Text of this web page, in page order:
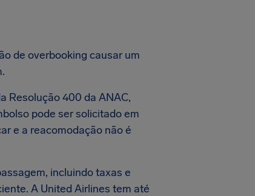
de overbooking causar um
Resolução 400 da ANAC,
pode ser solicitado em
e a reacomodação não é
incluindo taxas e
A United Airlines tem até